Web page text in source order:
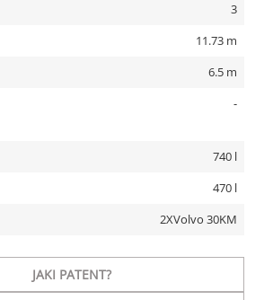
3
11.73 m
6.5 m
-
740 l
470 l
2XVolvo 30KM
JAKI PATENT?